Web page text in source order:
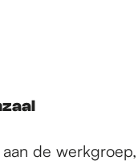
de werkgroep,